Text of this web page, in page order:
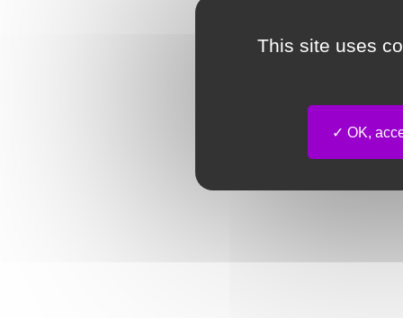
This site uses
OK,